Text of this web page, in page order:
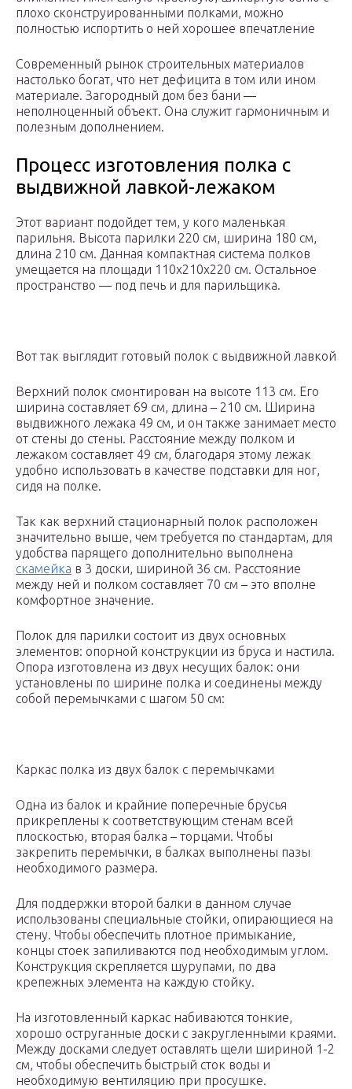
плохо сконструированными полками, можно
полностью испортить о ней хорошее впечатление
Современный рынок строительных материалов
настолько богат, что нет дефицита в том или ином
материале. Загородный дом без бани —
неполноценный объект. Она служит гармоничным и
полезным дополнением.
Процесс изготовления полка с
выдвижной лавкой-лежаком
Этот вариант подойдет тем, у кого маленькая
парильня. Высота парилки 220 см, ширина 180 см,
длина 210 см. Данная компактная система полков
умещается на площади 110х210х220 см. Остальное
пространство — под печь и для парильщика.
Вот так выглядит готовый полок с выдвижной лавкой
Верхний полок смонтирован на высоте 113 см. Его
ширина составляет 69 см, длина – 210 см. Ширина
выдвижного лежака 49 см, и он также занимает место
от стены до стены. Расстояние между полком и
лежаком составляет 49 см, благодаря этому лежак
удобно использовать в качестве подставки для ног,
сидя на полке.
Так как верхний стационарный полок расположен
значительно выше, чем требуется по стандартам, для
удобства парящего дополнительно выполнена
скамейка в 3 доски, шириной 36 см. Расстояние
между ней и полком составляет 70 см – это вполне
комфортное значение.
Полок для парилки состоит из двух основных
элементов: опорной конструкции из бруса и настила.
Опора изготовлена из двух несущих балок: они
установлены по ширине полка и соединены между
собой перемычками с шагом 50 см:
Каркас полка из двух балок с перемычками
Одна из балок и крайние поперечные брусья
прикреплены к соответствующим стенам всей
плоскостью, вторая балка – торцами. Чтобы
закрепить перемычки, в балках выполнены пазы
необходимого размера.
Для поддержки второй балки в данном случае
использованы специальные стойки, опирающиеся на
стену. Чтобы обеспечить плотное примыкание,
концы стоек запиливаются под необходимым углом.
Конструкция скрепляется шурупами, по два
крепежных элемента на каждую стойку.
На изготовленный каркас набиваются тонкие,
хорошо оструганные доски с закругленными краями.
Между досками следует оставлять щели шириной 1-2
см, чтобы обеспечить быстрый сток воды и
необходимую вентиляцию при просушке.